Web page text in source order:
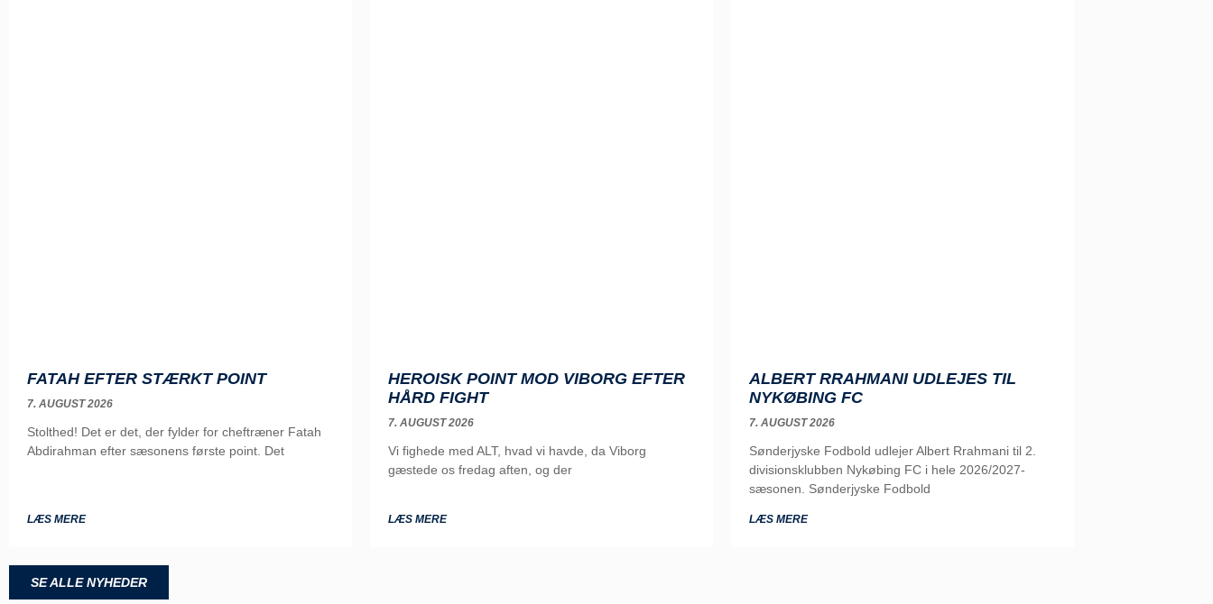
FATAH EFTER STÆRKT POINT
7. AUGUST 2026
Stolthed! Det er det, der fylder for cheftræner Fatah
Abdirahman efter sæsonens første point. Det
LÆS MERE
HEROISK POINT MOD VIBORG EFTER
HÅRD FIGHT
7. AUGUST 2026
Vi fighede med ALT, hvad vi havde, da Viborg
gæstede os fredag aften, og der
LÆS MERE
ALBERT RRAHMANI UDLEJES TIL
NYKØBING FC
7. AUGUST 2026
Sønderjyske Fodbold udlejer Albert Rrahmani til 2.
divisionsklubben Nykøbing FC i hele 2026/2027-
sæsonen. Sønderjyske Fodbold
LÆS MERE
SE ALLE NYHEDER